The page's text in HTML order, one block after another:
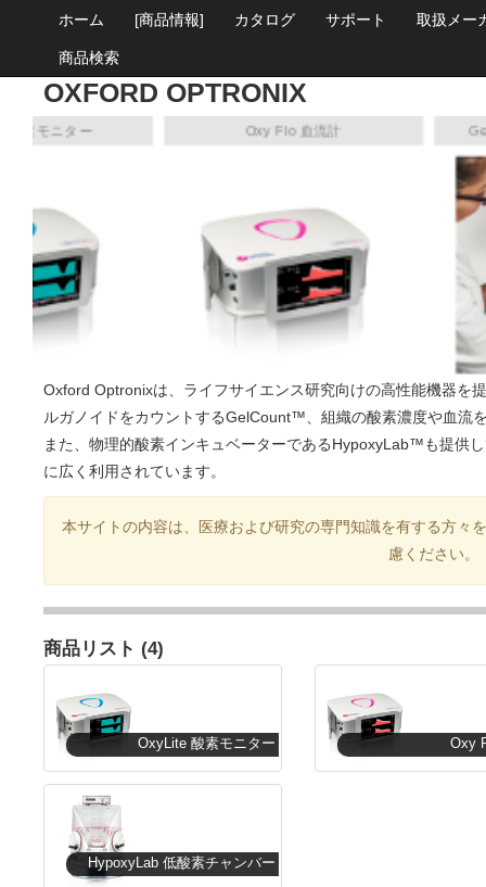
ホーム [商品情報] カタログ サポート 取扱メー
商品検索
OXFORD OPTRONIX
モニター Oxy Flo 血流計
Oxford Optronixは、ライフサイエンス研究向けの高性能機器を
ルガノイドをカウントするGelCount™、組織の酸素濃度や血
また、物理的酸素インキュベーターであるHypoxyLab™も提供
に広く利用されています。
本サイトの内容は、医療および研究の専門知識を有する方々
慮ください。
商品リスト (4)
OxyLite 酸素モニター Oxy
HypoxyLab 低酸素チャンバー